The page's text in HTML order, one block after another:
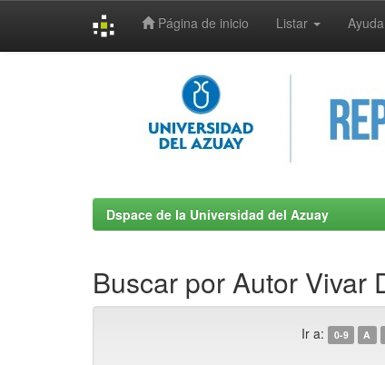
Página de inicio Listar Ayuda
Dspace de la Universidad del Azuay
Buscar por Autor Vivar
Ir a: 0-9 A